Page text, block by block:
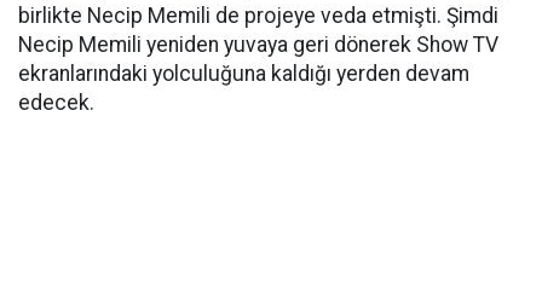
birlikte Necip Memili de projeye veda etmişti. Şimdi
Necip Memili yeniden yuvaya geri dönerek Show TV
ekranlarındaki yolculuğuna kaldığı yerden devam
edecek.